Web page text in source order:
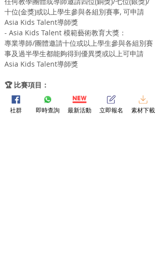
十位(金獎)或以上學生參與各組別賽事, 可申請
Asia Kids Talent導師獎
- Asia Kids Talent 模範藝術教育大獎：
專業導師/團體邀請十位或以上學生參與各組別賽
事及過半學生都能夠得到優異獎或以上可申請
Asia Kids Talent導師獎
🏆 比賽項目：
以卡通人物為主題，於畫紙上繪畫及上色(橫直及
工具不限) ，尺寸不少於A4及大於A3，不接受電
腦繪圖及上色。
社群 即時查詢 最新活動 立即報名 素材下載